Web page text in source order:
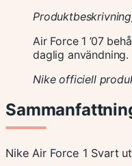
Air Force 1 ’07
daglig användning.
Nike officiell
Nike Air Force 1 Svart